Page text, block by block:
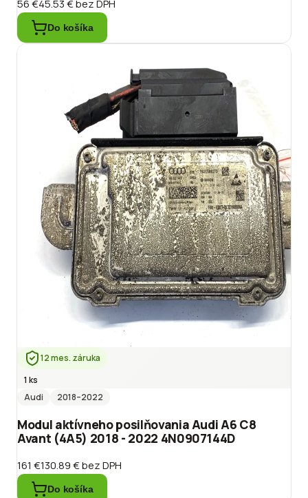
56 €45.53 €bez DPH
Do košíka
12 mes. záruka
1 ks
Audi
2018–2022
Modul aktívneho posilňovania Audi A6 C8
Avant (4A5) 2018 - 2022 4N0907144D
161 €130.89 €bez DPH
Do košíka